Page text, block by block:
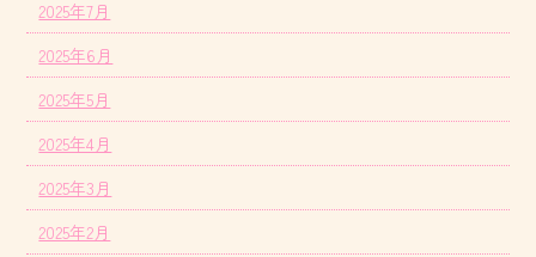
2025年7月
2025年6月
2025年5月
2025年4月
2025年3月
2025年2月